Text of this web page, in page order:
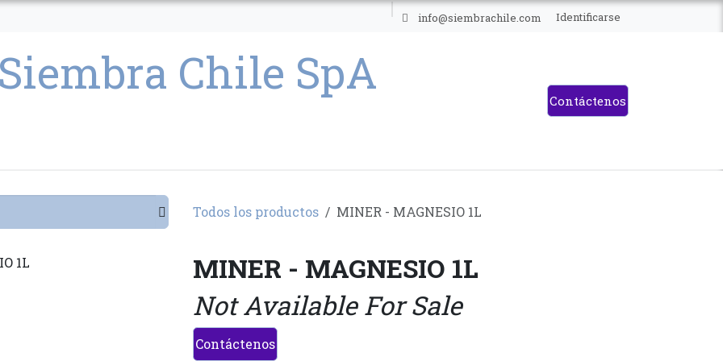
info@siembrachile.com Identificarse
Contáctenos
Todos los productos MINER - MAGNESIO 1L
MINER - MAGNESIO 1L
Not Available For Sale
Contáctenos